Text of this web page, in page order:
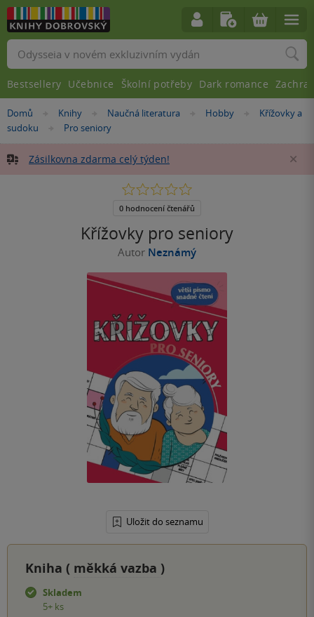
Nacházíte
se
Domů »
Knihy »Naučná literatura »Hobby »
Křížovky a
sudoku
»Pro seniory
Zásilkovna zdarma celý týden!
Křížovky pro seniory
Autor Neznámý
Uložit do seznamu
0.0
5
0 hodnocení čtenářů
Kniha ( měkká vazba )
Skladem
5+ ks
Vyhledávání
Bestsellery Učebnice Školní potřeby Dark romance